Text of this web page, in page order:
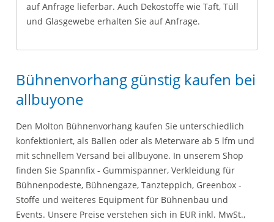
auf Anfrage lieferbar. Auch Dekostoffe wie Taft, Tüll
und Glasgewebe erhalten Sie auf Anfrage.
Bühnenvorhang günstig kaufen bei
allbuyone
Den Molton Bühnenvorhang kaufen Sie unterschiedlich
konfektioniert, als Ballen oder als Meterware ab 5 lfm und
mit schnellem Versand bei allbuyone. In unserem Shop
finden Sie Spannfix - Gummispanner, Verkleidung für
Bühnenpodeste, Bühnengaze, Tanzteppich, Greenbox -
Stoffe und weiteres Equipment für Bühnenbau und
Events. Unsere Preise verstehen sich in EUR inkl. MwSt.,